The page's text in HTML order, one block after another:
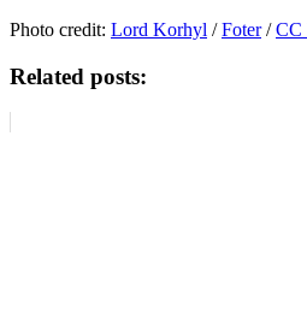
Photo credit: Lord Korhyl /Foter/CC
Related posts: